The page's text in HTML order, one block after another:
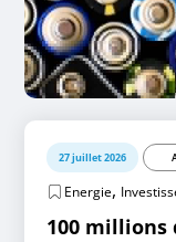
27 juillet 2026
Energie,
100 millions